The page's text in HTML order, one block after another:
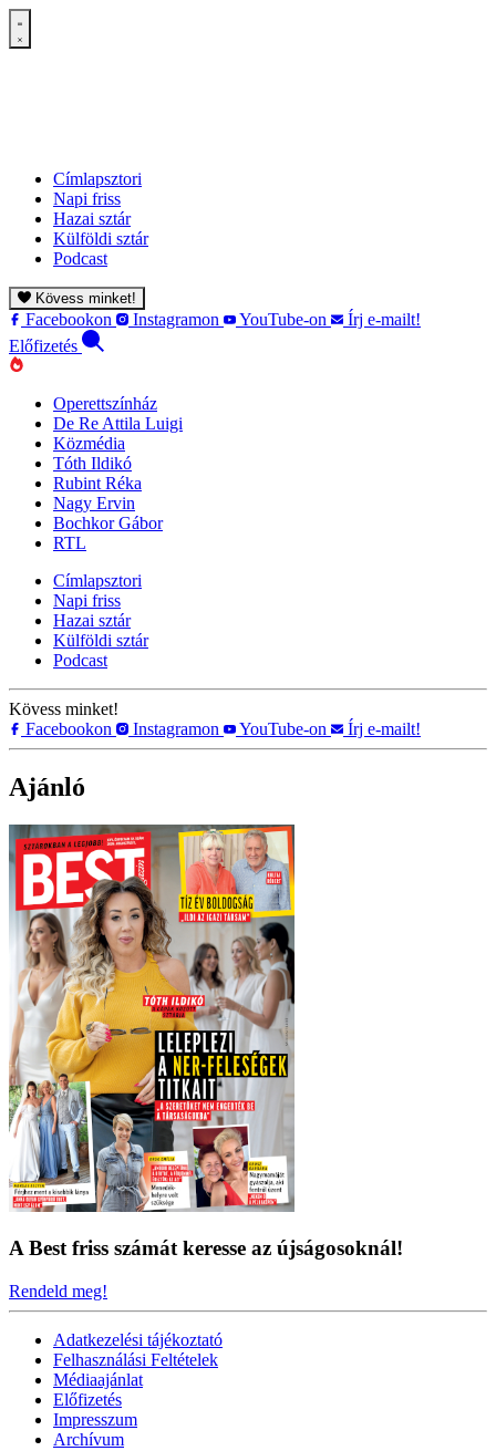
Címlapsztori
Napi friss
Hazai sztár
Külföldi sztár
Podcast
Kövess minket!
Facebookon Instagramon YouTube-on
Írj e-mailt!
Előfizetés
Operettszínház
De Re Attila Luigi
Közmédia
Tóth Ildikó
Rubint Réka
Nagy Ervin
Bochkor Gábor
RTL
Címlapsztori
Napi friss
Hazai sztár
Külföldi sztár
Podcast
Kövess minket!
Facebookon
Instagramon YouTube-on Írj e-mailt!
Ajánló
A Best friss számát keresse az újságosoknál!
Rendeld meg!
Adatkezelési tájékoztató
Felhasználási Feltételek
Médiaajánlat
Előfizetés
Impresszum
Archívum